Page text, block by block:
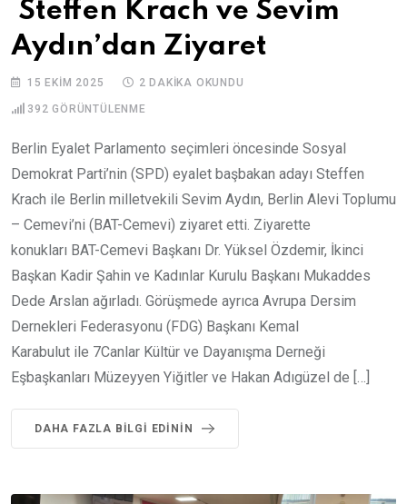
Steffen Krach ve Sevim
Aydın’dan Ziyaret
15 EKIM 2025 2 DAKIKA OKUNDU
392 GÖRÜNTÜLENME
Berlin Eyalet Parlamento seçimleri öncesinde Sosyal
Demokrat Parti’nin (SPD) eyalet başbakan adayı Steffen
Krach ile Berlin milletvekili Sevim Aydın, Berlin Alevi Toplumu
– Cemevi’ni (BAT-Cemevi) ziyaret etti. Ziyarette
konukları BAT-Cemevi Başkanı Dr. Yüksel Özdemir, İkinci
Başkan Kadir Şahin ve Kadınlar Kurulu Başkanı Mukaddes
Dede Arslan ağırladı. Görüşmede ayrıca Avrupa Dersim
Dernekleri Federasyonu (FDG) Başkanı Kemal
Karabulut ile 7Canlar Kültür ve Dayanışma Derneği
Eşbaşkanları Müzeyyen Yiğitler ve Hakan Adıgüzel de […]
DAHA FAZLA BILGI EDININ